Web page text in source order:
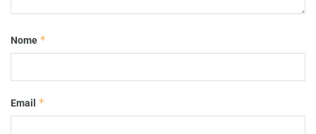
Nome *
Email *